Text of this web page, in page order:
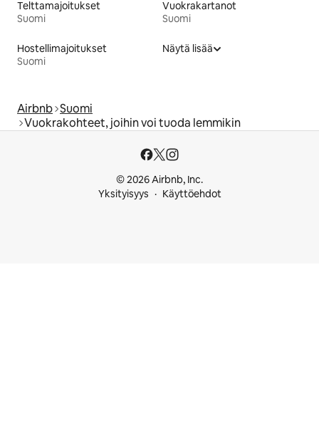
Telttamajoitukset
Suomi
Vuokrakartanot
Suomi
Hostellimajoitukset
Suomi
Näytä lisää
Airbnb Suomi
Vuokrakohteet, joihin voi tuoda lemmikin
© 2026 Airbnb, Inc.
Yksityisyys
Käyttöehdot